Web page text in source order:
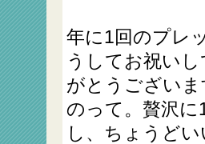
年に1回のプレ
うしてお祝い
がとうござい
のって。贅沢
し、ちょうど